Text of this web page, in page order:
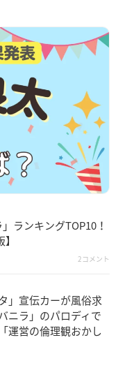
ランキングTOP10！
2コメント
」宣伝カーが風俗求
ニラ」のパロディで
運営の倫理観おかし